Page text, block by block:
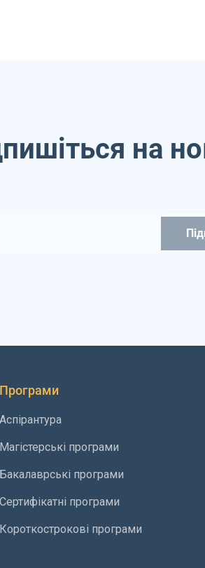
на
Програми
Аспірантура
Магістерські програми
Бакалаврські програми
Сертифікатні програми
Короткострокові програми